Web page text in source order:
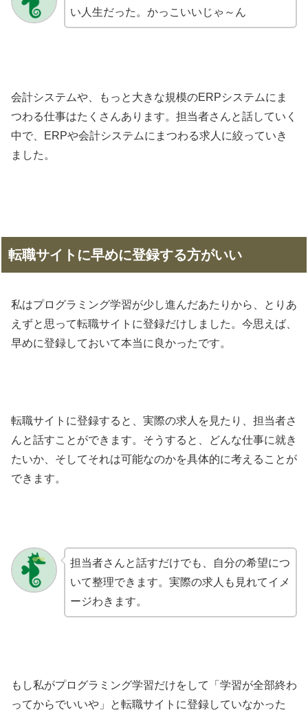
い人生だった。かっこいいじゃ～ん
会計システムや、もっと大きな規模のERPシステムにま
つわる仕事はたくさんあります。担当者さんと話していく
中で、ERPや会計システムにまつわる求人に絞っていき
ました。
転職サイトに早めに登録する方がいい
私はプログラミング学習が少し進んだあたりから、とりあ
えずと思って転職サイトに登録だけしました。今思えば、
早めに登録しておいて本当に良かったです。
転職サイトに登録すると、実際の求人を見たり、担当者さ
んと話すことができます。そうすると、どんな仕事に就き
たいか、そしてそれは可能なのかを具体的に考えることが
できます。
担当者さんと話すだけでも、自分の希望につ
いて整理できます。実際の求人も見れてイメ
ージわきます。
もし私がプログラミング学習だけをして「学習が全部終わ
ってからでいいや」と転職サイトに登録していなかった